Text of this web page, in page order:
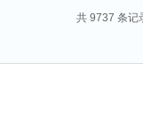
共 9737 条